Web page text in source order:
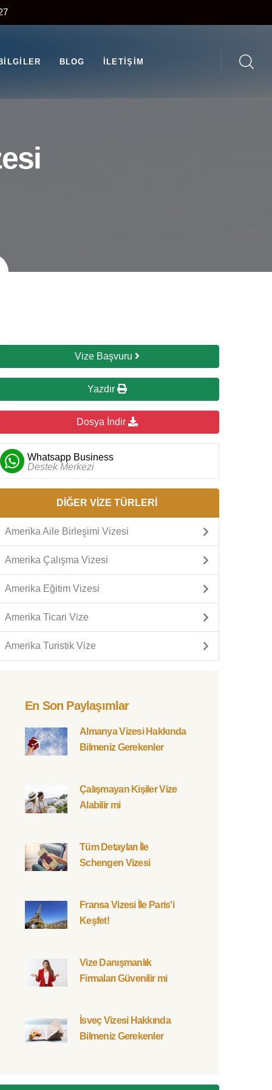
BLOG İLETIŞIM
Vize Başvuru
Yazdır
Dosya İndir
Whatsapp Business
Destek Merkezi
DİĞER VİZE TÜRLERİ
Amerika Aile Birleşimi Vizesi
Amerika Çalışma Vizesi
Amerika Eğitim Vizesi
Amerika Ticari Vize
Amerika Turistik Vize
En Son Paylaşımlar
Almanya Vizesi Hakkında
Bilmeniz Gerekenler
Çalışmayan Kişiler Vize
Alabilir mi
Tüm Detayları İle
Schengen Vizesi
Fransa Vizesi İle Paris'i
Keşfet!
Vize Danışmanlık
Firmaları Güvenilir mi
İsveç Vizesi Hakkında
Bilmeniz Gerekenler